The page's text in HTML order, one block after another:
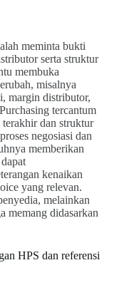
meminta bukti
serta struktur
membuka
misalnya
margin distributor,
tercantum
dan struktur
negosiasi dan
memberikan
kenaikan
yang relevan.
melainkan
memang didasarkan
HPS dan referensi